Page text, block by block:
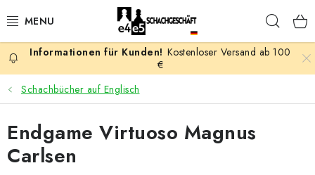
Inhalt
AKTION
SCHACHSPIELE
SCHACHFIGUREN
Kostenloser Versand ab 100
€
Schachbücher auf Englisch
Endgame Virtuoso Magnus
Carlsen